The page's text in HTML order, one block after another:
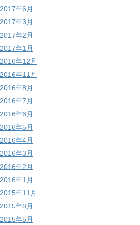
2017年6月
2017年3月
2017年2月
2017年1月
2016年12月
2016年11月
2016年8月
2016年7月
2016年6月
2016年5月
2016年4月
2016年3月
2016年2月
2016年1月
2015年11月
2015年8月
2015年5月